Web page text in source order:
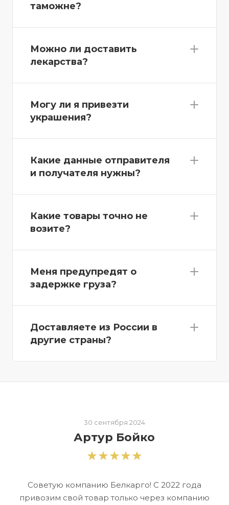
таможне?
Можно ли доставить
лекарства?
Могу ли я привезти
украшения?
Какие данные отправителя
и получателя нужны?
Какие товары точно не
возите?
Меня предупредят о
задержке груза?
Доставляете из России в
другие страны?
30 сентября 2024
Артур Бойко
Советую компанию Белкарго! С 2022 года
привозим свой товар только через компанию